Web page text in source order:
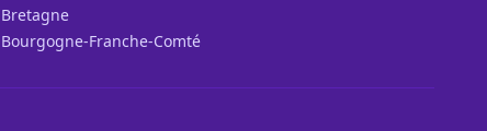
Bretagne
Bourgogne-Franche-Comté